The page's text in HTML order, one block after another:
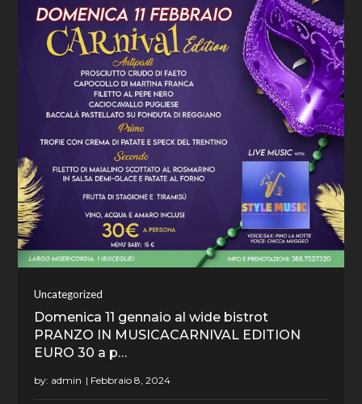
Uncategorized
Domenica 11 gennaio al wide bistrot
PRANZO IN MUSICACARNIVAL EDITION
EURO 30 a p…
by: admin